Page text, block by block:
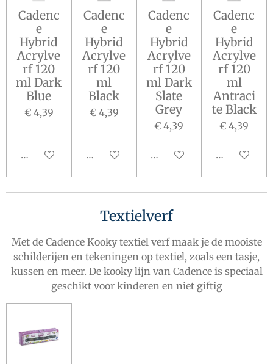
Cadenc
e
Hybrid
Acrylve
rf 120
ml Dark
Blue
€ 4,39
In winkelwagen
Cadenc
e
Hybrid
Acrylve
rf 120
ml
Black
€ 4,39
In winkelwagen
Cadenc
e
Hybrid
Acrylve
rf 120
ml Dark
Slate
Grey
€ 4,39
In winkelwagen
Cadenc
e
Hybrid
Acrylve
rf 120
ml
Antraci
te Black
€ 4,39
In
Textielverf
Met de Cadence Kooky textiel verf maak je de mooiste
schilderijen en tekeningen op textiel, zoals een tasje,
kussen en meer. De kooky lijn van Cadence is speciaal
geschikt voor kinderen en niet giftig